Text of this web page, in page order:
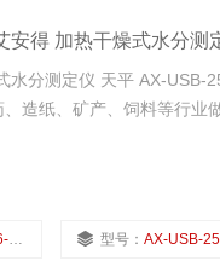
安得 加热干燥式水分测
水分测定仪 天平 AX-USB-
造纸、矿产、饲料等行业
型号： AX-USB-